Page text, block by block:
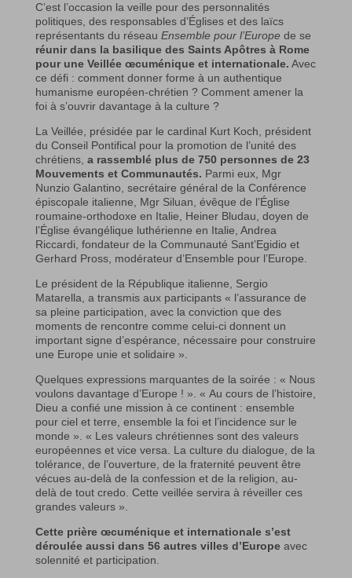
C’est l’occasion la veille pour des personnalités
politiques, des responsables d’Églises et des laïcs
représentants du réseau Ensemble pour l’Europede se
réunir dans la basilique des Saints Apôtres à Rome
pour une Veillée œcuménique et internationale. Avec
ce défi : comment donner forme à un authentique
humanisme européen-chrétien ? Comment amener la
foi à s’ouvrir davantage à la culture ?
La Veillée, présidée par le cardinal Kurt Koch, président
du Conseil Pontifical pour la promotion de l’unité des
chrétiens, a rassemblé plus de 750 personnes de 23
Mouvements et Communautés. Parmi eux, Mgr
Nunzio Galantino, secrétaire général de la Conférence
épiscopale italienne, Mgr Siluan, évêque de l’Église
roumaine-orthodoxe en Italie, Heiner Bludau, doyen de
l’Église évangélique luthérienne en Italie, Andrea
Riccardi, fondateur de la Communauté Sant’Egidio et
Gerhard Pross, modérateur d’Ensemble pour l’Europe.
Le président de la République italienne, Sergio
Matarella, a transmis aux participants « l’assurance de
sa pleine participation, avec la conviction que des
moments de rencontre comme celui-ci donnent un
important signe d’espérance, nécessaire pour construire
une Europe unie et solidaire ».
Quelques expressions marquantes de la soirée : « Nous
voulons davantage d’Europe ! ». « Au cours de l’histoire,
Dieu a confié une mission à ce continent : ensemble
pour ciel et terre, ensemble la foi et l’incidence sur le
monde ». « Les valeurs chrétiennes sont des valeurs
européennes et vice versa. La culture du dialogue, de la
tolérance, de l’ouverture, de la fraternité peuvent être
vécues au-delà de la confession et de la religion, au-
delà de tout credo. Cette veillée servira à réveiller ces
grandes valeurs ».
Cette prière œcuménique et internationale s’est
déroulée aussi dans 56 autres villes d’Europeavec
solennité et participation.